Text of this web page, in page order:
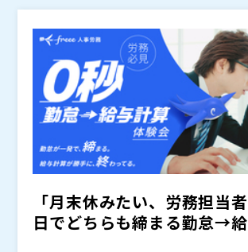
ル「MITERAS」により、コンプライア
工数削減を両立する、実践的な管理方法
す。人事・労務部門の負荷を抑えながら
労務管理を進めたい企業におすすめの内
マジセミ株式会社（）
※共催、協賛、協力、講演企業は将来的
れる可能性があります。
「月末休みたい、労務担当
日でどちらも締まる勤怠→